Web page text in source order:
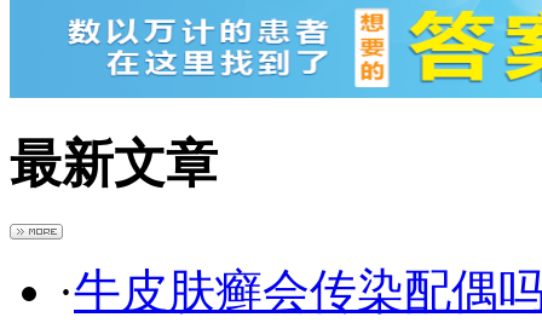
最新文章
·牛皮肤癣会传染配偶